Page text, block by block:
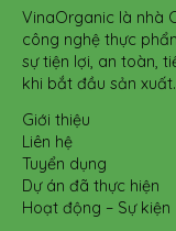
VinaOrganic là nhà
công nghệ thực
sự tiện lợi, an toàn,
khi bắt đầu sản xuất.
Giới thiệu
Liên hệ
Tuyển dụng
Dự án đã thực hiện
Hoạt động – Sự kiện